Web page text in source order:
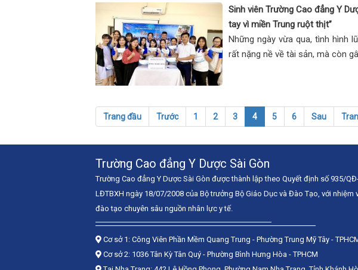
Sinh viên Trường Cao đẳng Y
tay vì miền Trung ruột thịt”
Những ngày vừa qua, tình hình
rất nặng nề về tài sản, mà còn
Trang đầu Trước 1 2 3 4 5 6 Sau
Trường Cao đẳng Y Dược Sài Gòn
Trường Cao đẳng Y Dược Sài Gòn được thành lập theo Quyết định số 935/
LĐTBXH ngày 18/07/2008 của Bộ trưởng Bộ Giáo Dục và Đào Tạo, với nhiệm
đào tạo chuyên sâu nguồn nhân lực y tế.
Cơ sở 1: Công Viên Phần Mềm Quang Trung - Phường Trung Mỹ Tây -
Cơ sở 2: 1036 Tân Kỳ Tân Quý - Phường Bình Hưng Hòa - TPHCM